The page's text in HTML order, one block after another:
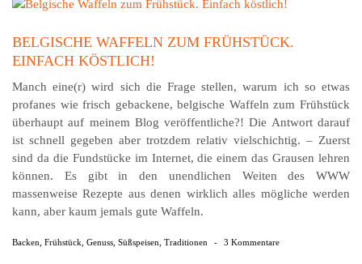
BELGISCHE WAFFELN ZUM FRÜHSTÜCK.
EINFACH KÖSTLICH!
Manch eine(r) wird sich die Frage stellen, warum ich so etwas
profanes wie frisch gebackene, belgische Waffeln zum Frühstück
überhaupt auf meinem Blog veröffentliche?! Die Antwort darauf
ist schnell gegeben aber trotzdem relativ vielschichtig. – Zuerst
sind da die Fundstücke im Internet, die einem das Grausen lehren
können. Es gibt in den unendlichen Weiten des WWW
massenweise Rezepte aus denen wirklich alles mögliche werden
kann, aber kaum jemals gute Waffeln.
Backen Frühstück Genuss Süßspeisen Traditionen - 3 Kommentare